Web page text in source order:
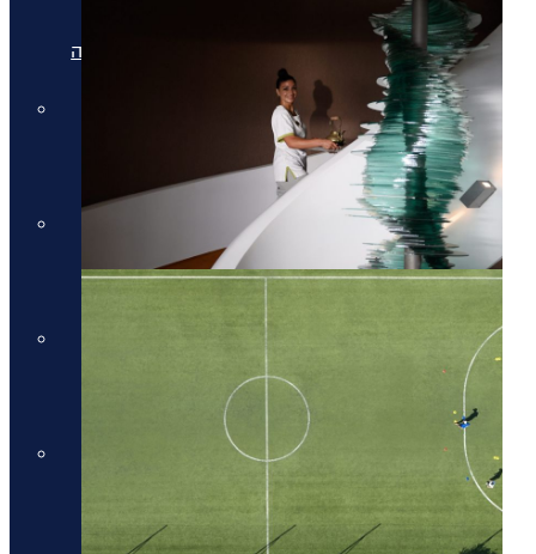
מלונות יוקרה בריביירה של אתונה
מלונות יוקרה ביוון היבשתית
מלונות יוקרה ביוון היבשתית
מלונות יוקרה בסלוניקי
מלונות יוקרה בסלוניקי
מלונות יוקרה באוסטריה
מלונות יוקרה בתאילנד
מלונות יוקרה בתאילנד